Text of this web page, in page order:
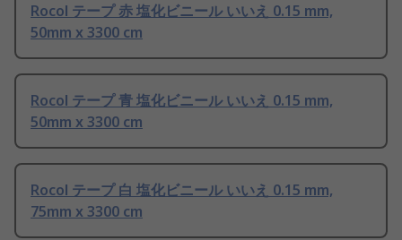
Rocol テープ 赤 塩化ビニール いいえ 0.15 mm,
50mm x 3300 cm
Rocol テープ 青 塩化ビニール いいえ 0.15 mm,
50mm x 3300 cm
Rocol テープ 白 塩化ビニール いいえ 0.15 mm,
75mm x 3300 cm